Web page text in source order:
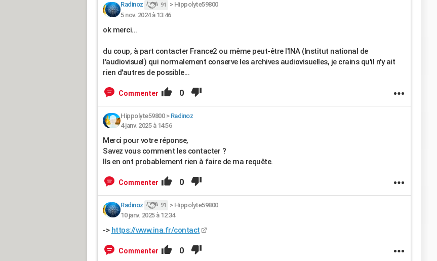
Radinoz 91 > Hippolyte59800
5 nov. 2024 à 13:46
ok merci...
du coup, à part contacter France2 ou même peut-être l'INA (Institut national de
l'audiovisuel) qui normalement conserve les archives audiovisuelles, je crains qu'il n'y ait
rien d'autres de possible...
Commenter 0
Hippolyte59800> Radinoz
4 janv. 2025 à 14:56
Merci pour votre réponse,
Savez vous comment les contacter ?
Ils en ont probablement rien à faire de ma requête.
Commenter 0
Radinoz 91 > Hippolyte59800
10 janv. 2025 à 12:34
-> https://www.ina.fr/contact
Commenter 0